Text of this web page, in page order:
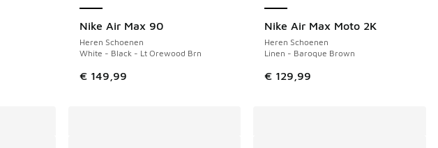
Nike Air Max 90
Heren Schoenen
White - Black - Lt Orewood Brn
€ 149,99
Nike Air Max Moto 2K
Heren Schoenen
Linen - Baroque Brown
€ 129,99